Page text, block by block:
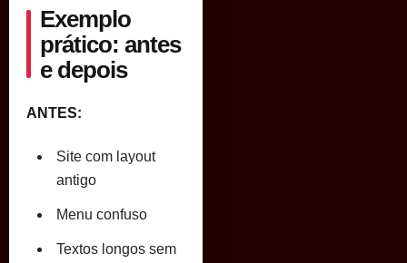
Exemplo
prático: antes
e depois
ANTES:
Site com layout
antigo
Menu confuso
Textos longos sem